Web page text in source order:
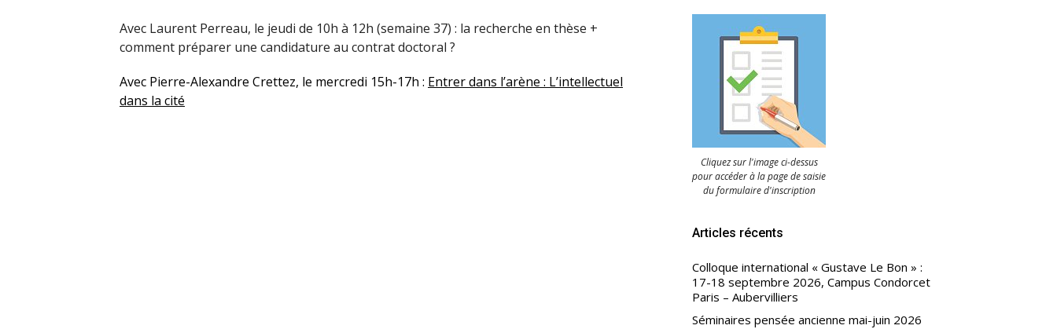
Avec Laurent Perreau, le jeudi de 10h à 12h (semaine 37) : la recherche en thèse +
comment préparer une candidature au contrat doctoral ?
Avec Pierre-Alexandre Crettez, le mercredi 15h-17h : Entrer dans l’arène : L’intellectuel
dans la cité
Cliquez sur l'image ci-dessus
pour accéder à la page de saisie
du formulaire d'inscription
Articles récents
Colloque international « Gustave Le Bon » :
17-18 septembre 2026, Campus Condorcet
Paris – Aubervilliers
Séminaires pensée ancienne mai-juin 2026